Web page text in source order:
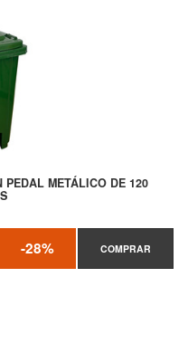
PEDAL METÁLICO DE 120
-28% COMPRAR